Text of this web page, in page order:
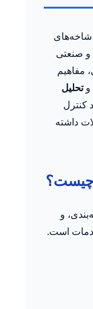
شاخه‌های
و صنعتی
مفاهیم
وتحلیل
کنترل
داشته
و
خدمات است.